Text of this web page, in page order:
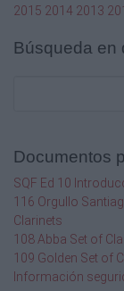
2015 2014 2013
Búsqueda en
Documentos
SQF Ed 10
116 Orgullo
Clarinets
108 Abba Set of
109 Golden Set of
Información